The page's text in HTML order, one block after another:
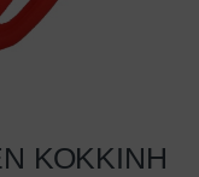
ΚΟΚΚΙΝΗ